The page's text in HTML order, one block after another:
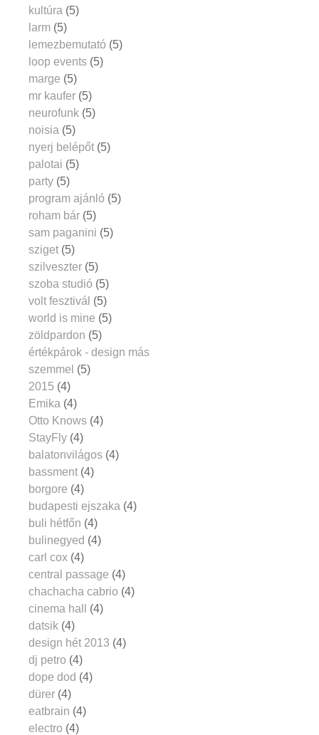
kultúra (5)
larm (5)
lemezbemutató (5)
loop events (5)
marge (5)
mr kaufer (5)
neurofunk (5)
noisia (5)
nyerj belépőt (5)
palotai (5)
party (5)
program ajánló (5)
roham bár (5)
sam paganini (5)
sziget (5)
szilveszter (5)
szoba studió (5)
volt fesztivál (5)
world is mine (5)
zöldpardon (5)
értékpárok - design más
szemmel (5)
2015 (4)
Emika (4)
Otto Knows (4)
StayFly (4)
balatonvilágos (4)
bassment (4)
borgore (4)
budapesti ejszaka (4)
buli hétfőn (4)
bulinegyed (4)
carl cox (4)
central passage (4)
chachacha cabrio (4)
cinema hall
(4)
datsik (4)
design hét 2013 (4)
dj petro (4)
dope dod (4)
dürer (4)
eatbrain (4)
electro (4)